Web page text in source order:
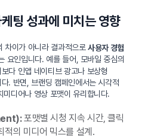
팅 성과에 미치는 영향
차이가 아니라 결과적으로사용자 경험
요인입니다. 예를 들어, 모바일 중심의
다 인앱 네이티브 광고나 보상형
. 반면, 브랜딩 캠페인에서는 시각적
디어나 영상 포맷이 유리합니다.
포맷별 시청 지속 시간, 클릭
적의 미디어 믹스를 설계.